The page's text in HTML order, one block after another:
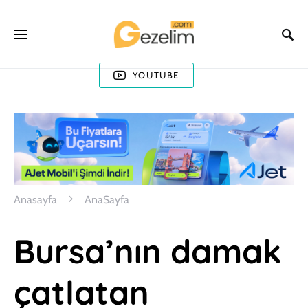
YOUTUBE
Anasayfa AnaSayfa
Bursa’nın damak
çatlatan